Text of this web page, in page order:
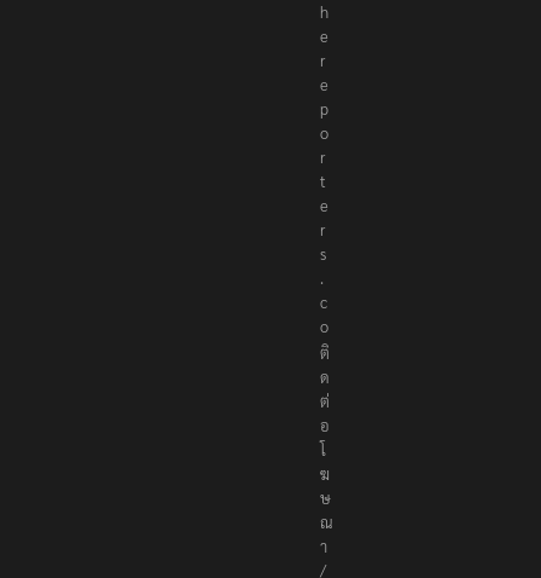
e
r
e
p
o
r
t
e
r
s
.
c
o
ติ
ด
ต่
อ
โ
ฆ
ษ
ณ
า
/
ส